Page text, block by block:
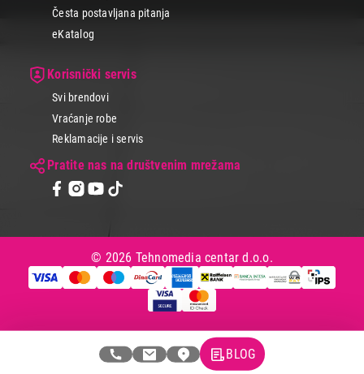
Česta postavljana pitanja
eKatalog
Korisnički servis
Svi brendovi
Vraćanje robe
Reklamacije i servis
Pratite nas na društvenim mrežama
© 2026 Tehnomedia centar d.o.o.
BLOG